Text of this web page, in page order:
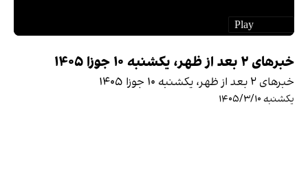
خبرهای ۲ بعد از ظهر، یکشنبه ۱۰ جوزا ۱۴۰۵
خبرهای ۲ بعد از ظهر، یکشنبه ۱۰ جوزا ۱۴۰۵
یکشنبه ۱۴۰۵/۳/۱۰